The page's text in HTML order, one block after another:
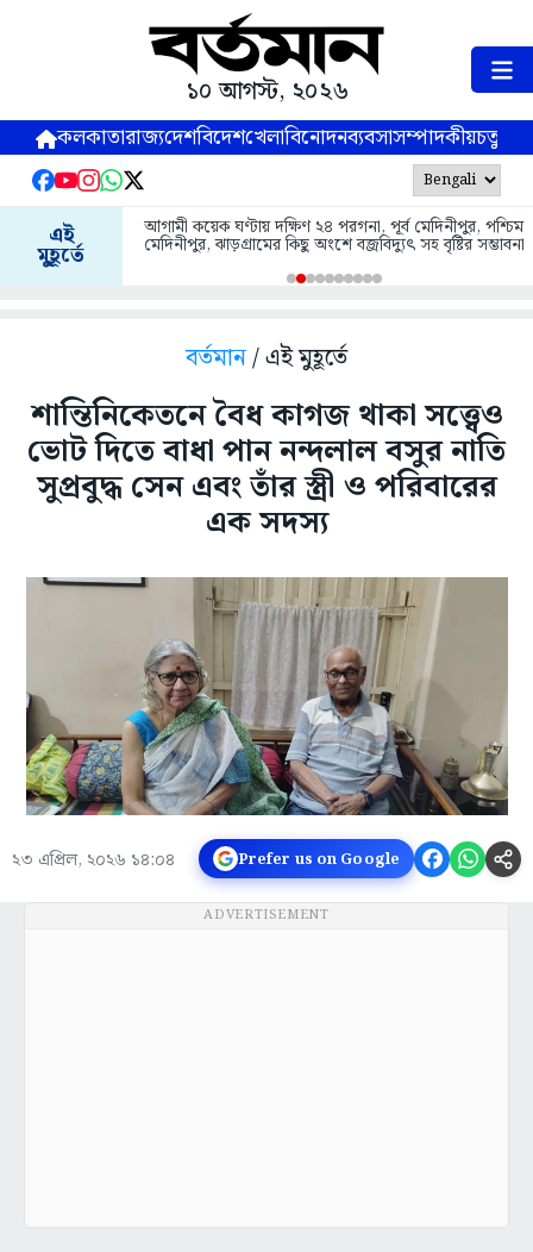
১০ আগস্ট, ২০২৬
কলকাতারাজ্যদেশবিদেশখেলাবিনোদনব্যবসাসম্পাদকীয়
এই
মুহূর্তে
আগামী কয়েক ঘণ্টায় দক্ষিণ ২৪ পরগনা, পূর্ব মেদিনীপুর, পশ্চিম
মেদিনীপুর, ঝাড়গ্রামের কিছু অংশে বজ্রবিদ্যুৎ সহ বৃষ্টির সম্ভাবনা
বর্তমান/ এই মুহূর্তে
শান্তিনিকেতনে বৈধ কাগজ থাকা সত্ত্বেও
ভোট দিতে বাধা পান নন্দলাল বসুর নাতি
সুপ্রবুদ্ধ সেন এবং তাঁর স্ত্রী ও পরিবারের
এক সদস্য
২৩ এপ্রিল, ২০২৬ ১৪:০৪ Prefer us on Google
ADVERTISEMENT